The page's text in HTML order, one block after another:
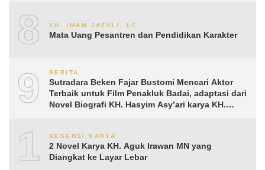
8 KH. IMAM JAZULI, LC.
Mata Uang Pesantren dan Pendidikan Karakter
9 BERITA
Sutradara Beken Fajar Bustomi Mencari Aktor
Terbaik untuk Film Penakluk Badai, adaptasi dari
Novel Biografi KH. Hasyim Asy’ari karya KH.
10RESENSI KARYA
2 Novel Karya KH. Aguk Irawan MN yang
Diangkat ke Layar Lebar